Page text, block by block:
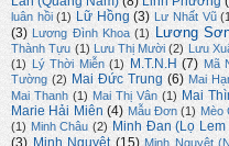
luân hồi (1) Lữ Hồng (3) Lư Nhất Vũ
(3) Lương Đình Khoa (1) Lương
Thành Tựu (1) Lưu Thị Mười (2) Lưu
(1) Lý Thời Miễn (1) M.T.N.H (7) Mã
Tường (2) Mai Đức Trung (6) Mai
Mai Thanh (1) Mai Thị Vân (1) Mai
Marie Hải Miên (4) Mẫu Đơn (1) Mèo
(1) Minh Châu (2) Minh Đan (Lọ
(3) Minh Nguyệt (15) Minh Nguyệt